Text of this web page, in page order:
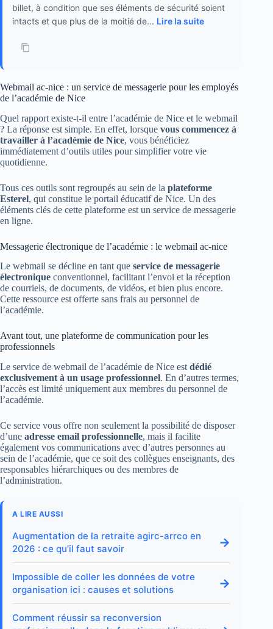
billet, à condition que ses éléments de sécurité soient
intacts et que plus de la moitié de... Lire la suite
Webmail ac-nice : un service de messagerie pour les employés
de l’académie de Nice
Quel rapport existe-t-il entre l’académie de Nice et le webmail
? La réponse est simple. En effet, lorsque vous commencez à
travailler à l’académie de Nice, vous bénéficiez
immédiatement d’outils utiles pour simplifier votre vie
quotidienne.
Tous ces outils sont regroupés au sein de la plateforme
Esterel, qui constitue le portail éducatif de Nice. Un des
éléments clés de cette plateforme est un service de messagerie
en ligne.
Messagerie électronique de l’académie : le webmail ac-nice
Le webmail se décline en tant que service de messagerie
électronique conventionnel, facilitant l’envoi et la réception
de courriels, de documents, de vidéos, et bien plus encore.
Cette ressource est offerte sans frais au personnel de
l’académie.
Avant tout, une plateforme de communication pour les
professionnels
Le service de webmail de l’académie de Nice est dédié
exclusivement à un usage professionnel. En d’autres termes,
l’accès est limité uniquement aux membres du personnel de
l’académie.
Ce service vous offre non seulement la possibilité de disposer
d’une adresse email professionnelle, mais il facilite
également vos communications avec d’autres personnes au
sein de l’académie, que ce soit des collègues enseignants, des
responsables hiérarchiques ou des membres de
l’administration.
A LIRE AUSSI
Augmentation de la retraite agirc-arrco en
2026 : ce qu’il faut savoir
→
Impossible de coller les données de votre
organisation ici : causes et solutions
→
Comment réussir sa reconversion